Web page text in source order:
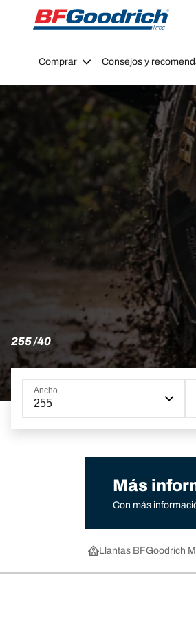
Go to page content
Go to page navigation
Comprar Consejos y
255 /40
Ancho
255
Más
Con más
Llantas BFGoodrich